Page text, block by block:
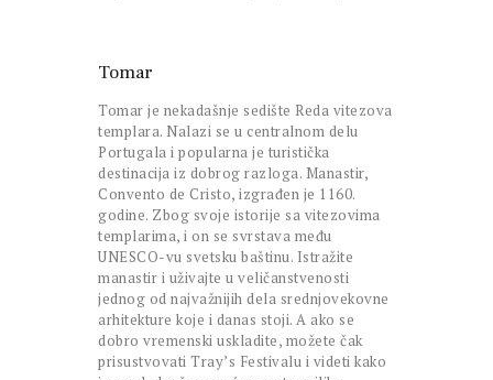
Tomar
Tomar je nekadašnje sedište Reda vitezova
templara. Nalazi se u centralnom delu
Portugala i popularna je turistička
destinacija iz dobrog razloga. Manastir,
Convento de Cristo, izgrađen je 1160.
godine. Zbog svoje istorije sa vitezovima
templarima, i on se svrstava među
UNESCO-vu svetsku baštinu. Istražite
manastir i uživajte u veličanstvenosti
jednog od najvažnijih dela srednjovekovne
arhitekture koje i danas stoji. A ako se
dobro vremenski uskladite, možete čak
prisustvovati Tray’s Festivalu i videti kako